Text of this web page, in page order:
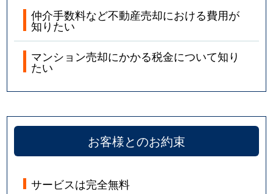
仲介手数料など不動産売却における費用が
知りたい
マンション売却にかかる税金について知り
たい
お客様とのお約束
サービスは完全無料